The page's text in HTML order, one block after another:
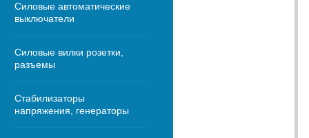
Силовые автоматические
выключатели
Силовые вилки розетки,
разъемы
Стабилизаторы
напряжения, генераторы